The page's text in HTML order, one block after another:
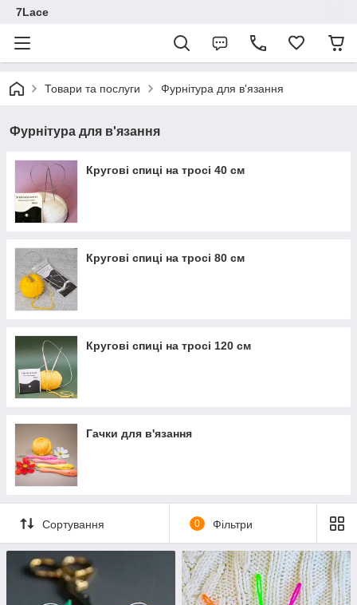
7Lace
Товари та послуги Фурнітура для в'язання
Фурнітура для в'язання
Кругові спиці на тросі 40 см
Кругові спиці на тросі 80 см
Кругові спиці на тросі 120 см
Гачки для в'язання
Сортування 0 Фільтри